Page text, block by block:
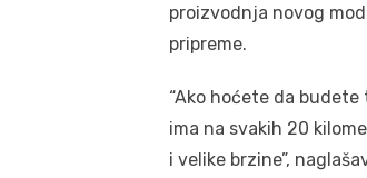
proizvodnja novog
pripreme.
“Ako hoćete da
ima na svakih 20
i velike brzine”,